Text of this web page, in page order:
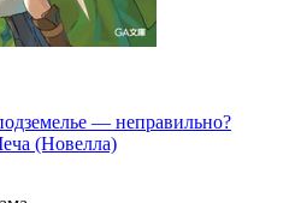
— неправильно?
(Новелла)